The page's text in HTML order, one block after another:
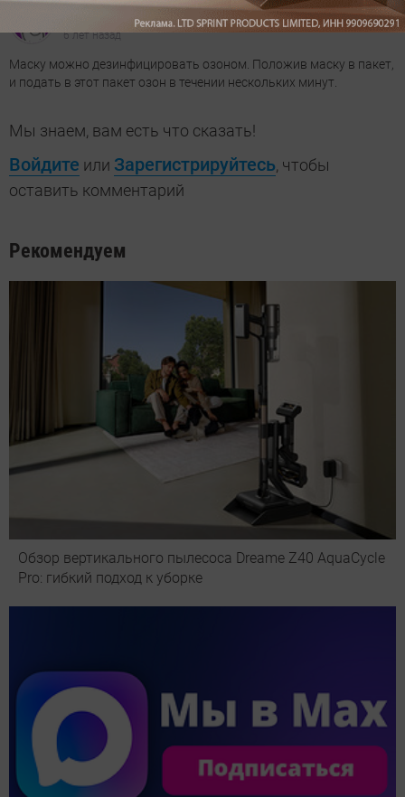
6 лет назад
Маску можно дезинфицировать озоном. Положив маску в пакет,
и подать в этот пакет озон в течении нескольких минут.
Мы знаем, вам есть что сказать!
Войдите или Зарегистрируйтесь, чтобы
оставить комментарий
Рекомендуем
Обзор вертикального пылесоса Dreame Z40 AquaCycle
Pro: гибкий подход к уборке